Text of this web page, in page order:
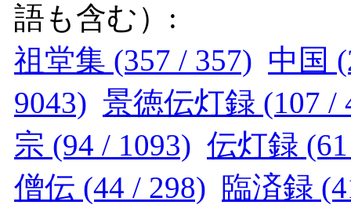
語も含む）:
祖堂集 (357 / 357) 中国
9043) 景徳伝灯録 (107 /
宗 (94 / 1093) 伝灯録
僧伝 (44 / 298) 臨済録